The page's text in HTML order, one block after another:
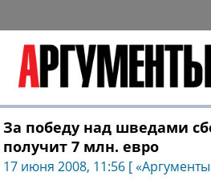
За победу над шведами
получит 7 млн. евро
17 июня 2008, 11:56 [